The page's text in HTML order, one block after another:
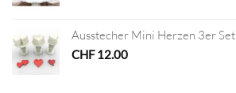
Ausstecher Mini Herzen 3er Set
CHF12.00